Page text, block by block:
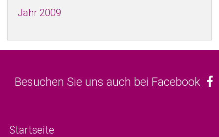
Jahr 2009
Besuchen Sie uns auch bei Facebook
Startseite